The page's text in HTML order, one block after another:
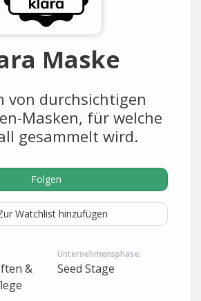
Maske
von durchsichtigen
Masken, für welche
gesammelt wird.
Folgen
Watchlist hinzufügen
&
Unternehmensphase:
Seed Stage